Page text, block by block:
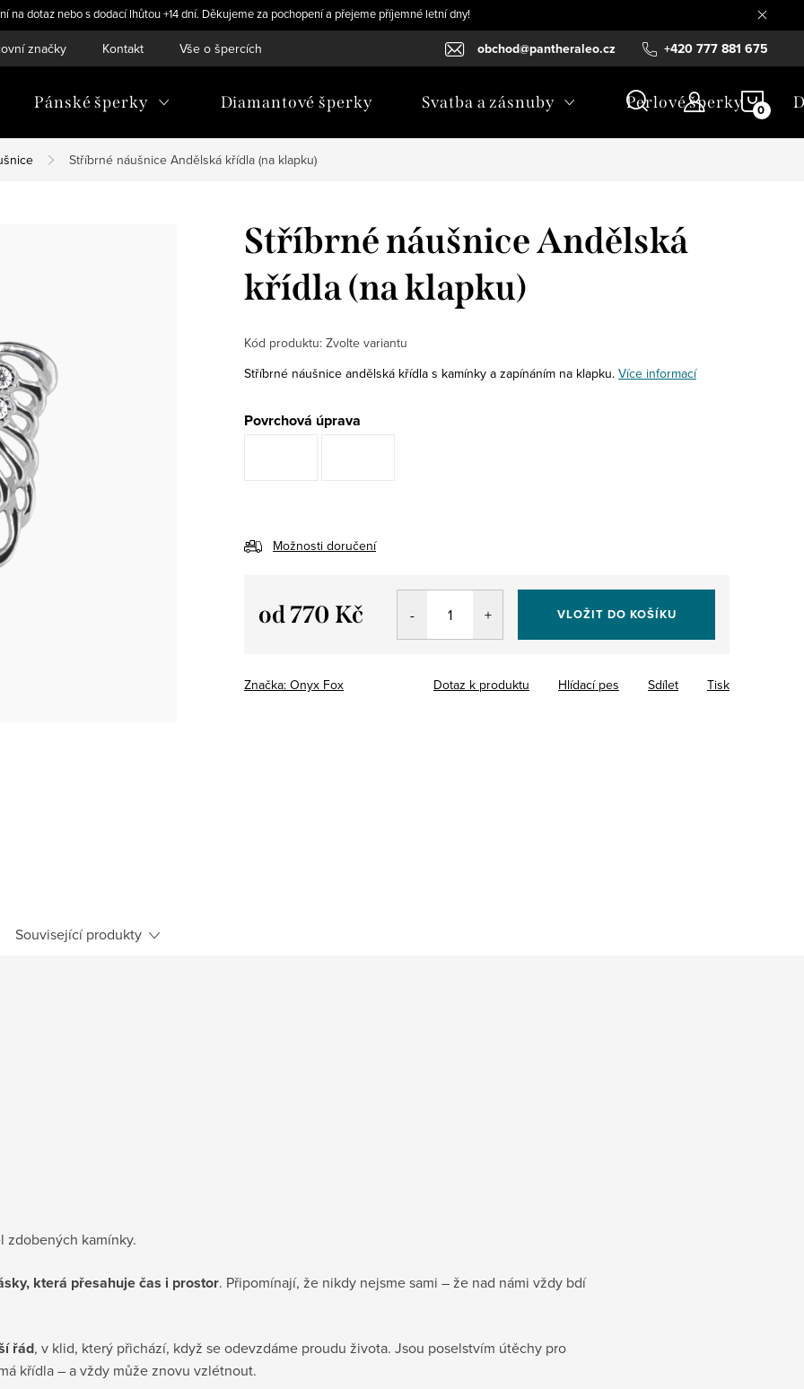
dotaz nebo s dodací lhůtou +14 dní. Děkujeme za pochopení a přejeme příjemné letní dny!
+420 777 881 675
obchod@pantheraleo.cz
značky Kontakt Vše o špercích
Pánské šperky Diamantové šperky Svatba a zásnuby Perlové šperky
Stříbrné náušnice Andělská křídla (na klapku)
Stříbrné náušnice Andělská
křídla (na klapku)
Kód produktu: Zvolte variantu
Stříbrné náušnice andělská křídla s kamínky a zapínáním na klapku. Více informací
Povrchová úprava
Možnosti doručení
od770 Kč VLOŽIT DO KOŠÍKU
Značka: Onyx Fox Tisk
Dotaz k produktu Hlídací pes Sdílet
Související produkty
zdobených kamínky.
která přesahuje čas i prostor. Připomínají, že nikdy nejsme sami – že nad námi vždy bdí
řád, v klid, který přichází, když se odevzdáme proudu života. Jsou poselstvím útěchy pro
křídla – a vždy může znovu vzlétnout.